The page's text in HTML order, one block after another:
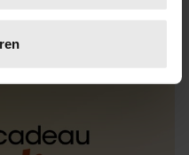
in het
en advertenties te
social media te bieden